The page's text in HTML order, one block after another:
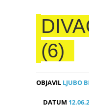
(6)
OBJAVIL LJUBO
DATUM